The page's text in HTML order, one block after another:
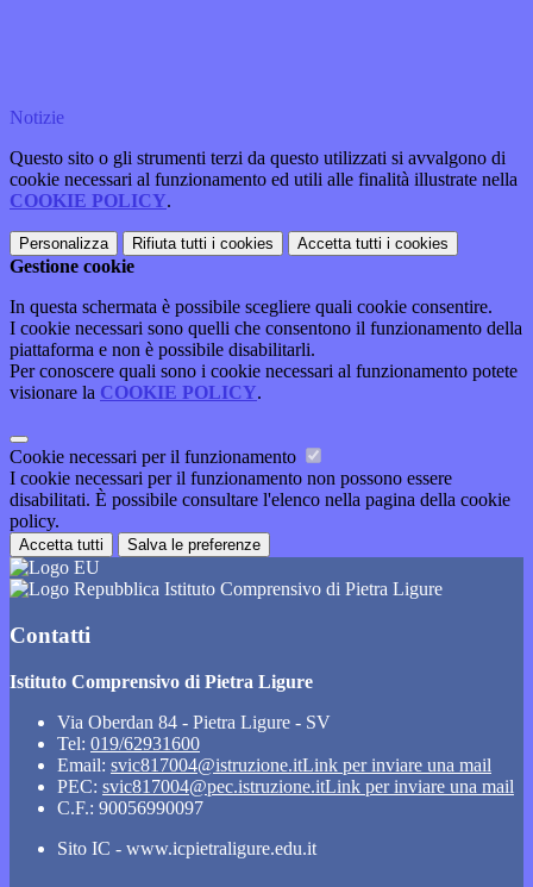
Notizie
Questo sito o gli strumenti terzi da questo utilizzati si avvalgono di
cookie necessari al funzionamento ed utili alle finalità illustrate nella
COOKIE POLICY.
Personalizza Rifiuta tutti i cookies Accetta tutti i cookies
Gestione cookie
In questa schermata è possibile scegliere quali cookie consentire.
I cookie necessari sono quelli che consentono il funzionamento della
piattaforma e non è possibile disabilitarli.
Per conoscere quali sono i cookie necessari al funzionamento potete
visionare la COOKIE POLICY.
Cookie necessari per il funzionamento
I cookie necessari per il funzionamento non possono essere
disabilitati. È possibile consultare l'elenco nella pagina della cookie
policy.
Accetta tutti Salva le preferenze
Istituto Comprensivo di Pietra Ligure
Contatti
Istituto Comprensivo di Pietra Ligure
Via Oberdan 84 - Pietra Ligure - SV
Tel: 019/62931600
Email: svic817004@istruzione.itLink per inviare una mail
PEC: svic817004@pec.istruzione.itLink per inviare una mail
C.F.: 90056990097
Sito IC - www.icpietraligure.edu.it